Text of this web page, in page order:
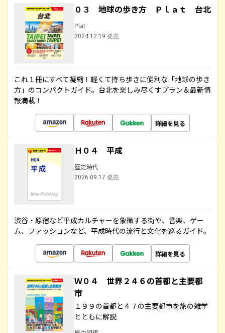
０３ 地球の歩き方 Ｐｌａｔ 台北
Plat
2024.12.19 発売
これ１冊にすべて凝縮！軽くて持ち歩きに便利な「地球の歩き
方」のコンパクトガイド。台北を楽しみ尽くすプラン＆最新情
報満載！
詳細を見る
Ｈ０４ 平成
歴史時代
2026.09.17 発売
渋谷・原宿など平成カルチャーを象徴する街や、音楽、ゲー
ム、ファッションなど、平成時代の流行と文化を巡るガイド。
詳細を見る
Ｗ０４ 世界２４６の首都と主要都
市
１９９の首都と４７の主要都市を旅の雑学
とともに解説